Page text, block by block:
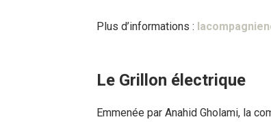
Plus d’informations :
Le Grillon électrique
Emmenée par Anahid Gholami, la